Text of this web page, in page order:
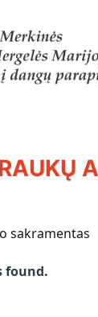
sakramentas
found.